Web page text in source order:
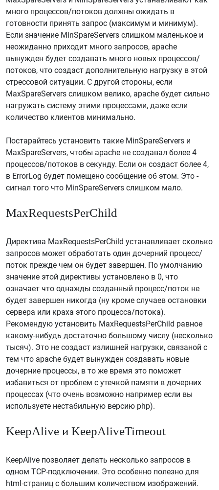
много процессов/потоков должны ожидать в
готовности принять запрос (максимум и минимум).
Если значение MinSpareServers слишком маленькое и
неожиданно приходит много запросов, apache
вынужден будет создавать много новых процессов/
потоков, что создаст дополнительную нагрузку в этой
стрессовой ситуации. С другой стороны, если
MaxSpareServers слишком велико, apache будет сильно
нагружать систему этими процессами, даже если
количество клиентов минимально.
Постарайтесь установить такие MinSpareServers и
MaxSpareServers, чтобы apache не создавал более 4
процессов/потоков в секунду. Если он создаст более 4,
в ErrorLog будет помещено сообщение об этом. Это -
сигнал того что MinSpareServers слишком мало.
MaxRequestsPerChild
Директива MaxRequestsPerChild устанавливает сколько
запросов может обработать один дочерний процесс/
поток прежде чем он будет завершен. По умолчанию
значение этой директивы установлено в 0, что
означает что однажды созданный процесс/поток не
будет завершен никогда (ну кроме случаев остановки
сервера или краха этого процесса/потока).
Рекомендую установить MaxRequestsPerChild равное
какому-нибудь достаточно большому числу (несколько
тысяч). Это не создаст излишней нагрузки, связаной с
тем что apache будет вынужден создавать новые
дочерние процессы, в то же время это поможет
избавиться от проблем с утечкой памяти в дочерних
процессах (что очень возможно например если вы
используете нестабильную версию php).
KeepAlive и KeepAliveTimeout
KeepAlive позволяет делать несколько запросов в
одном TCP-подключении. Это особенно полезно для
html-страниц с большим количеством изображений.